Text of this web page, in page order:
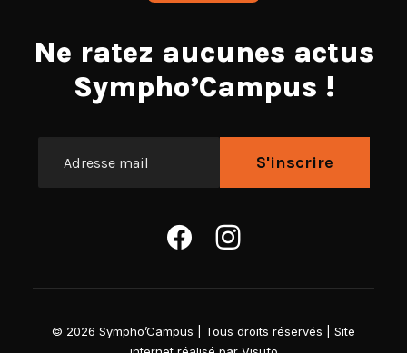
Ne ratez aucunes actus
Sympho’Campus !
© 2026 Sympho’Campus | Tous droits réservés | Site